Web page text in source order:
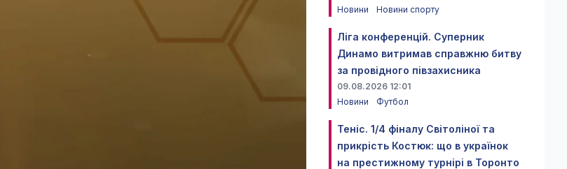
Новини
Новини спорту
Ліга конференцій. Суперник
Динамо витримав справжню битву
за провідного півзахисника
09.08.2026 12:01
Новини
Футбол
Теніс. 1/4 фіналу Світоліної та
прикрість Костюк: що в українок
на престижному турнірі в Торонто